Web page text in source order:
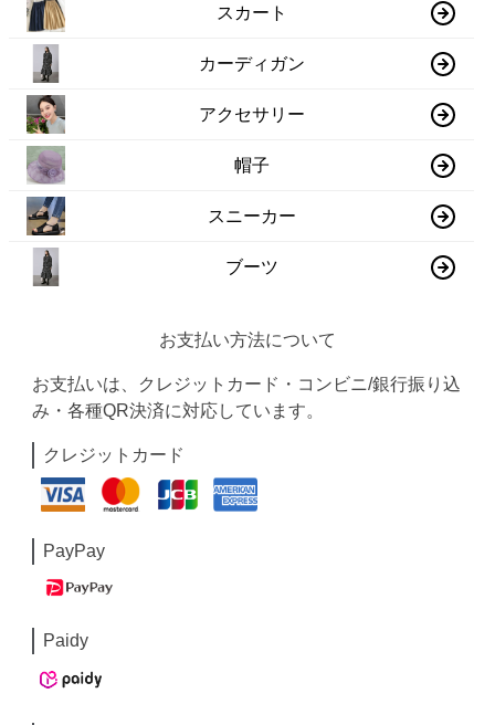
スカート
カーディガン
アクセサリー
帽子
スニーカー
ブーツ
お支払い方法について
お支払いは、クレジットカード・コンビニ/銀行振り込
み・各種QR決済に対応しています。
クレジットカード
PayPay
Paidy